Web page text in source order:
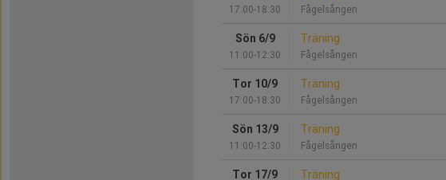
17:00-18:30 Fågelsången
Sön 6/9
11:00-12:30
Träning
Fågelsången
Tor 10/9
17:00-18:30
Träning
Fågelsången
Sön 13/9
11:00-12:30
Träning
Fågelsången
Tor 17/9 Träning